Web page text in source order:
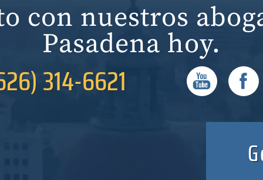
con nuestros
Pasadena hoy.
314-6621